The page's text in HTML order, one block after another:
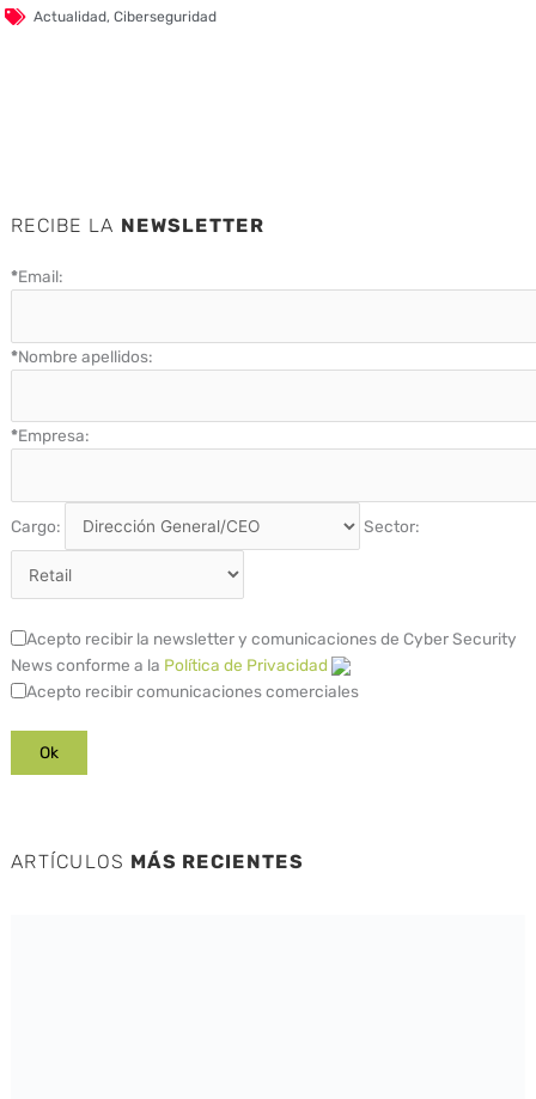
Actualidad,Ciberseguridad
RECIBE LA NEWSLETTER
*Email:
*Nombre apellidos:
*Empresa:
Cargo: Sector:
Acepto recibir la newsletter y comunicaciones de Cyber Security
News conforme a la Política de Privacidad
Acepto recibir comunicaciones comerciales
ARTÍCULOS MÁS RECIENTES